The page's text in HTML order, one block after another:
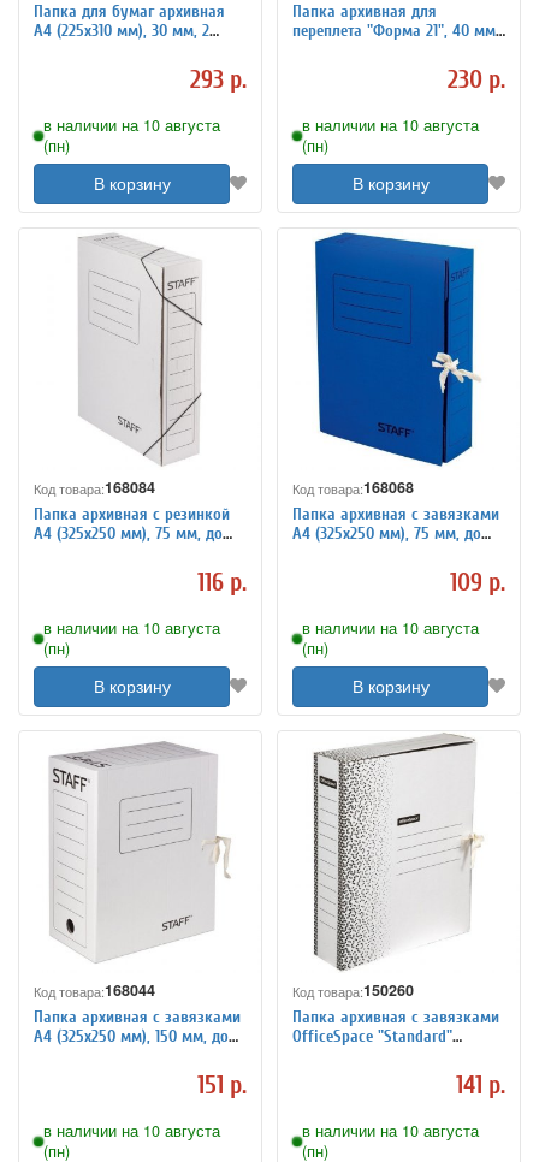
Папка для бумаг архивная
А4 (225х310 мм), 30 мм, 2
293 р.
в наличии на 10 августа
(пн)
В корзину
Папка архивная для
переплета "Форма 21", 40 мм,
отверстия, завязки, STAFF230 р.
в наличии на 10 августа
(пн)
В корзину
Код товара:168084
Папка архивная с резинкой
А4 (325х250 мм), 75 мм, до
микрогофрокартон, БЕЛАЯ,116 р.
в наличии на 10 августа
(пн)
В корзину
Код товара:168068
Папка архивная с завязками
А4 (325х250 мм), 75 мм, до
микрогофрокартон, СИНЯЯ,
109 р.
в наличии на 10 августа
(пн)
В корзину
Код товара:168044
Папка архивная с завязками
А4 (325х250 мм), 150 мм, до
микрогофрокартон, БЕЛАЯ,151 р.
в наличии на 10 августа
(пн)
Код товара:150260
Папка архивная с завязками
OfficeSpace "Standard"
141 р.
в наличии на 10 августа
(пн)